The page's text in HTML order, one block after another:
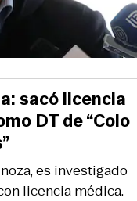
es investigado
licencia médica.
sacó licencia
DT de “Colo